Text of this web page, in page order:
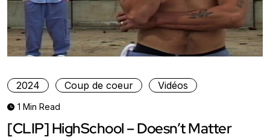
2024 Coup de coeur Vidéos
1 Min Read
[CLIP] HighSchool – Doesn’t Matter